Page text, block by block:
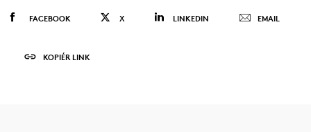
FACEBOOK X LINKEDIN EMAIL
KOPIÉR LINK